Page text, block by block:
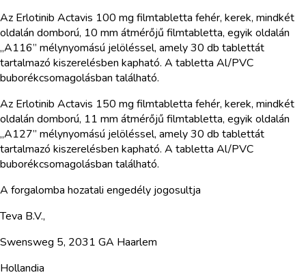
Az Erlotinib Actavis 100 mg filmtabletta fehér, kerek, mindkét
oldalán domború, 10 mm átmérőjű filmtabletta, egyik oldalán
„A116” mélynyomású jelöléssel, amely 30 db tablettát
tartalmazó kiszerelésben kapható. A tabletta Al/PVC
buborékcsomagolásban található.
Az Erlotinib Actavis 150 mg filmtabletta fehér, kerek, mindkét
oldalán domború, 11 mm átmérőjű filmtabletta, egyik oldalán
„A127” mélynyomású jelöléssel, amely 30 db tablettát
tartalmazó kiszerelésben kapható. A tabletta Al/PVC
buborékcsomagolásban található.
A forgalomba hozatali engedély jogosultja
Teva B.V.,
Swensweg 5, 2031 GA Haarlem
Hollandia